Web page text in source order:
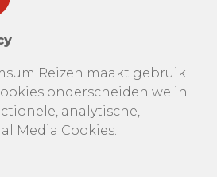
Reizen maakt gebruik
onderscheiden we in
analytische,
Media Cookies.